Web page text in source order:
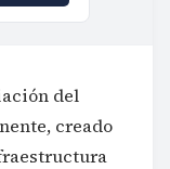
del
creado